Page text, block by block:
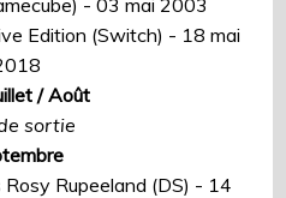
Edition (Switch) - 18 mai
/ Août
sortie
Rosy Rupeeland (DS) - 14